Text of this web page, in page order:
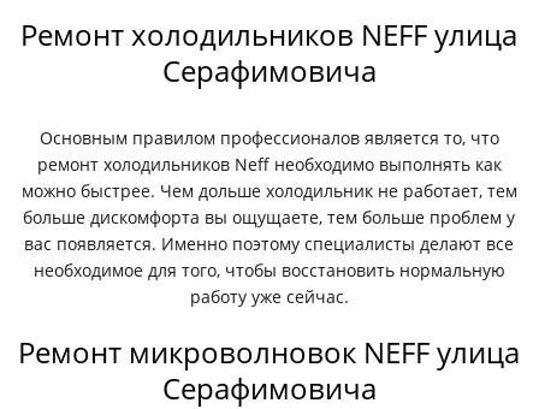
Ремонт холодильников NEFF улица
Серафимовича
Основным правилом профессионалов является то, что
ремонт холодильников Neff необходимо выполнять как
можно быстрее. Чем дольше холодильник не работает, тем
больше дискомфорта вы ощущаете, тем больше проблем у
вас появляется. Именно поэтому специалисты делают все
необходимое для того, чтобы восстановить нормальную
работу уже сейчас.
Ремонт микроволновок NEFF улица
Серафимовича